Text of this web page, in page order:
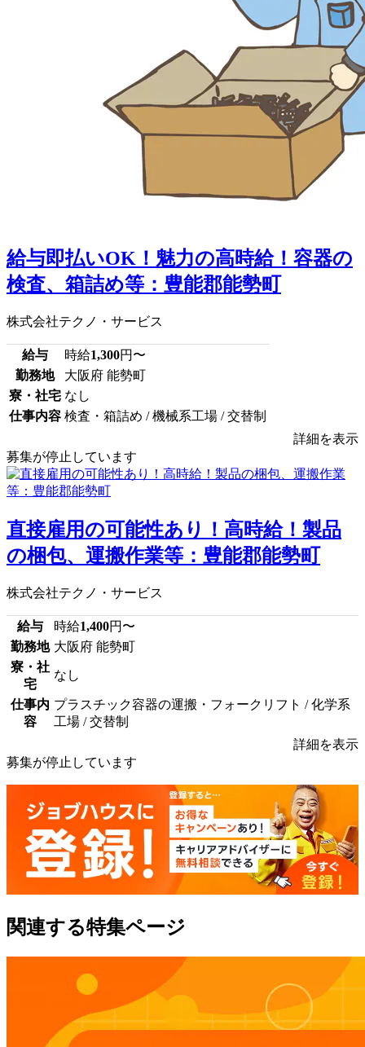
給与即払いOK！魅力の高時給！容器の
検査、箱詰め等：豊能郡能勢町
株式会社テクノ・サービス
給与 時給1,300円〜
勤務地
大阪府 能勢町
寮・社宅 なし
仕事内容 検査・箱詰め / 機械系工場 / 交替制
詳細を表示
募集が停止しています
直接雇用の可能性あり！高時給！製品
の梱包、運搬作業等：豊能郡能勢町
株式会社テクノ・サービス
給与 時給1,400円〜
勤務地 大阪府 能勢町
寮・社
宅
なし
仕事内
容
プラスチック容器の運搬・フォークリフト / 化学系
工場 / 交替制
詳細を表示
募集が停止しています
関連する特集ページ